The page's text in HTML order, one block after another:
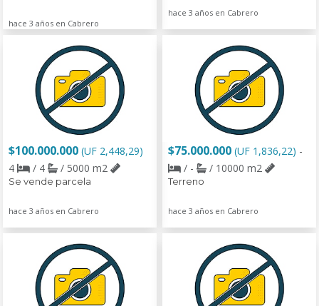
hace 3 años en Cabrero
hace 3 años en Cabrero
$100.000.000 (UF 2,448,29)
4
/ 4 / 5000 m2
Se vende parcela
hace 3 años en Cabrero
$75.000.000 (UF 1,836,22) -
/ -
/ 10000 m2
Terreno
hace 3 años en Cabrero